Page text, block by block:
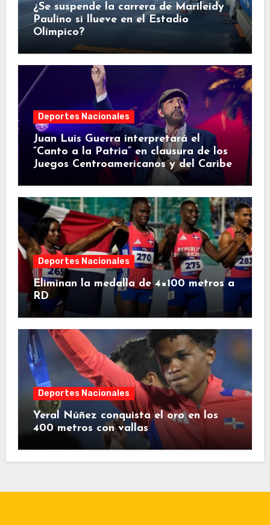
¿Se suspende la carrera de Marileidy
Paulino si llueve en el Estadio
Olímpico?
Deportes Nacionales
Juan Luis Guerra interpretará el
“Canto a la Patria” en clausura de los
Juegos Centroamericanos y del Caribe
Deportes Nacionales
Eliminan la medalla de 4×100 metros a
RD
Deportes Nacionales
Yeral Núñez conquista el oro en los
400 metros con vallas